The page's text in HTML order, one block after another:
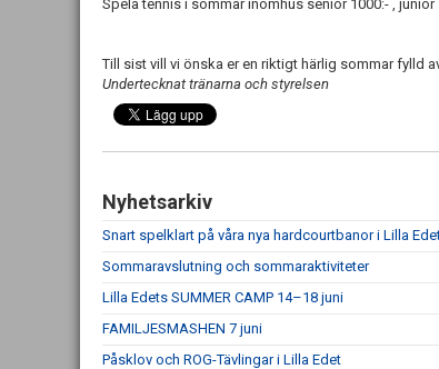
Spela tennis i sommar inomhus senior 1000:- ,
Till sist vill vi önska er en riktigt härlig sommar fylld
Undertecknat tränarna och styrelsen
Nyhetsarkiv
Snart spelklart på våra nya hardcourtbanor i Lilla
Sommaravslutning och sommaraktiviteter
Lilla Edets SUMMER CAMP 14–18 juni
FAMILJESMASHEN 7 juni
Påsklov och ROG-Tävlingar i Lilla Edet